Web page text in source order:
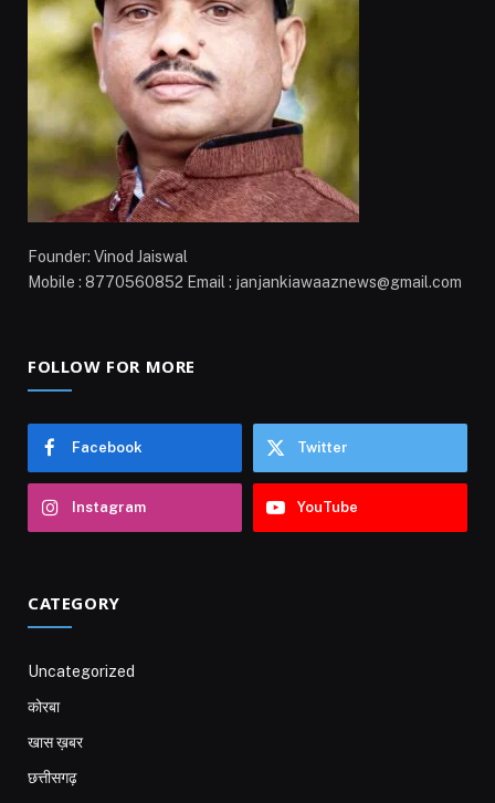
Founder: Vinod Jaiswal
Mobile : 8770560852 Email : janjankiawaaznews@gmail.com
FOLLOW FOR MORE
Facebook Twitter
Instagram YouTube
CATEGORY
Uncategorized
कोरबा
खास ख़बर
छत्तीसगढ़